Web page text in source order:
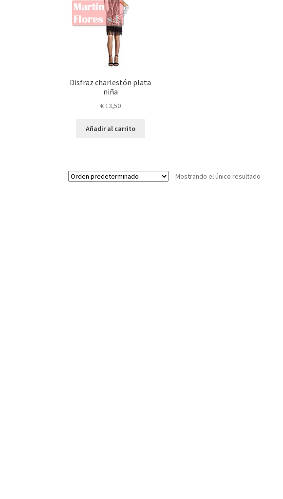
Disfraz charlestón plata
niña
€13,50
Añadir al carrito
Mostrando el único resultado